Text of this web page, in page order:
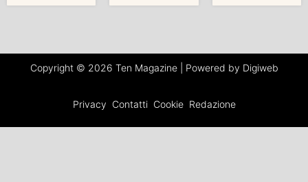
Copyright © 2026 Ten Magazine | Powered by Digiweb
Privacy Contatti Cookie Redazione